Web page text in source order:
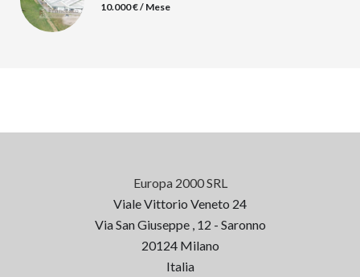
10.000 € / Mese
Europa 2000 SRL
Viale Vittorio Veneto 24
Via San Giuseppe , 12 - Saronno
20124Milano
Italia